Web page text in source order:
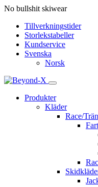
No bullshit skiwear
Tillverkningstider
Storlekstabeller
Kundservice
Svenska
Norsk
Produkter
Kläder
Race/